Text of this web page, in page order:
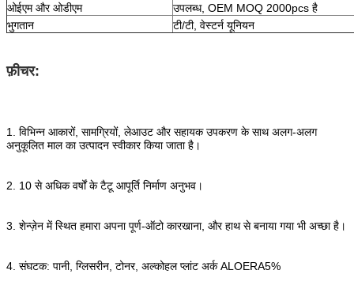
ओईएम और ओडीएम
उपलब्ध, OEM MOQ 2000pcs है
भुगतान
टी/टी, वेस्टर्न यूनियन
फ़ीचर:
1. विभिन्न आकारों, सामग्रियों, लेआउट और सहायक उपकरण के साथ अलग-अलग
अनुकूलित माल का उत्पादन स्वीकार किया जाता है।
2. 10 से अधिक वर्षों के टैटू आपूर्ति निर्माण अनुभव।
3. शेन्ज़ेन में स्थित हमारा अपना पूर्ण-ऑटो कारखाना, और हाथ से बनाया गया भी अच्छा है।
4. संघटक: पानी, ग्लिसरीन, टोनर, अल्कोहल प्लांट अर्क ALOERA5%